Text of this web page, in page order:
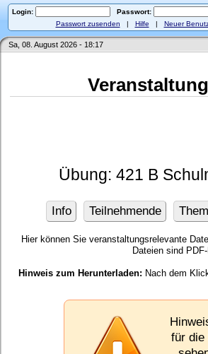
Login:
Passwort:
Passwort zusenden | Hilfe | Neuer
Sa, 08. August 2026 - 18:17
Übung: 421 B
Info Teilnehmende
Hier können Sie veranstaltungsrelevante
Dateien sind
Hinweis zum Herunterladen: Nach dem
für die